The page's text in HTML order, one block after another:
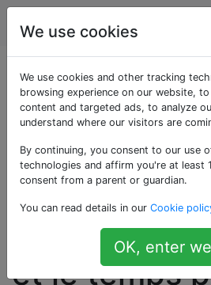
Android
Existe-t-il
application
qui peut
GPS pour
position, ma
et le temps
We use cookies
We use cookies and other tracking
browsing experience on our website,
content and targeted ads, to analyze
understand where our visitors are
By continuing, you consent to our use
technologies and affirm you're at least
consent from a parent or guardian.
You can read details in our Cookie
OK, enter